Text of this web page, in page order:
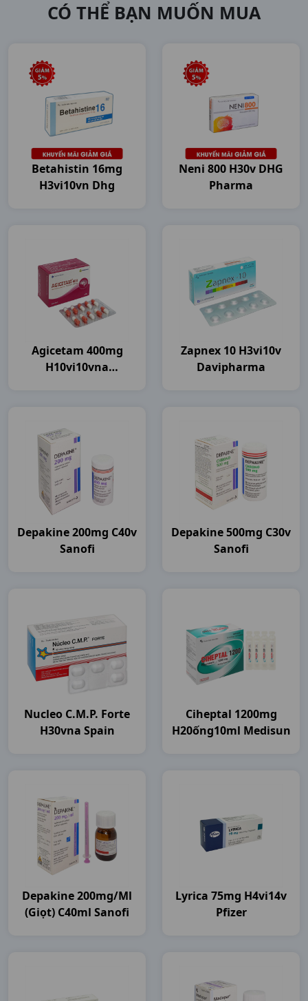
CÓ THỂ BẠN MUỐN MUA
Betahistin 16mg
H3vi10vn Dhg
Neni 800 H30v DHG
Pharma
Agicetam 400mg
H10vi10vna
Zapnex 10 H3vi10v
Davipharma
Depakine 200mg C40v
Sanofi
Depakine 500mg C30v
Sanofi
Nucleo C.m.p. Forte
H30vna Spain
Ciheptal 1200mg
H20ống10ml Medisun
Depakine 200mg/ml
(giọt) C40ml Sanofi
Lyrica 75mg H4vi14v
Pfizer